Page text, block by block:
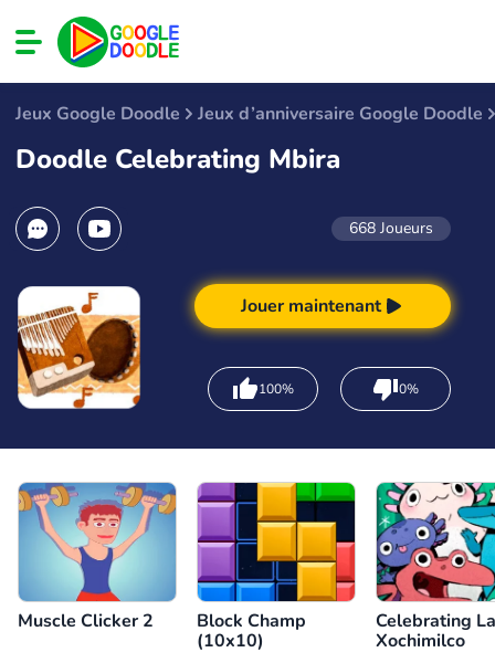
Jeux Google Doodle Jeux d’anniversaire Google Doodle
Doodle Celebrating Mbira
668 Joueurs
Jouer maintenant
100% 0%
Muscle Clicker 2
Block Champ
(10x10)
Celebrating
Xochimilco